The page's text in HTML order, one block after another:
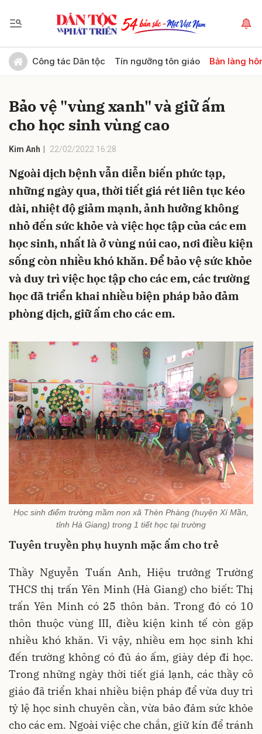
Công tác Dân tộc Tín ngưỡng tôn giáo Bản làng
Bảo vệ "vùng xanh" và giữ ấm
cho học sinh vùng cao
Kim Anh 22/02/2022 16:28
Ngoài dịch bệnh vẫn diễn biến phức tạp,
những ngày qua, thời tiết giá rét liên tục kéo
dài, nhiệt độ giảm mạnh, ảnh hưởng không
nhỏ đến sức khỏe và việc học tập của các em
học sinh, nhất là ở vùng núi cao, nơi điều kiện
sống còn nhiều khó khăn. Để bảo vệ sức khỏe
và duy trì việc học tập cho các em, các trường
học đã triển khai nhiều biện pháp bảo đảm
phòng dịch, giữ ấm cho các em.
Học sinh điểm trường mầm non xã Thèn Phàng (huyện Xí Mần,
tỉnh Hà Giang) trong 1 tiết học tại trường
Tuyên truyền phụ huynh mặc ấm cho trẻ
Thầy Nguyễn Tuấn Anh, Hiệu trưởng Trường
THCS thị trấn Yên Minh (Hà Giang) cho biết: Thị
trấn Yên Minh có 25 thôn bản. Trong đó có 10
thôn thuộc vùng III, điều kiện kinh tế còn gặp
nhiều khó khăn. Vì vậy, nhiều em học sinh khi
đến trường không có đủ áo ấm, giày dép đi học.
Trong những ngày thời tiết giá lạnh, các thầy cô
giáo đã triển khai nhiều biện pháp để vừa duy trì
tỷ lệ học sinh chuyên cần, vừa bảo đảm sức khỏe
cho các em. Ngoài việc che chắn, giữ kín để tránh
Gửi bình luận
Hủy